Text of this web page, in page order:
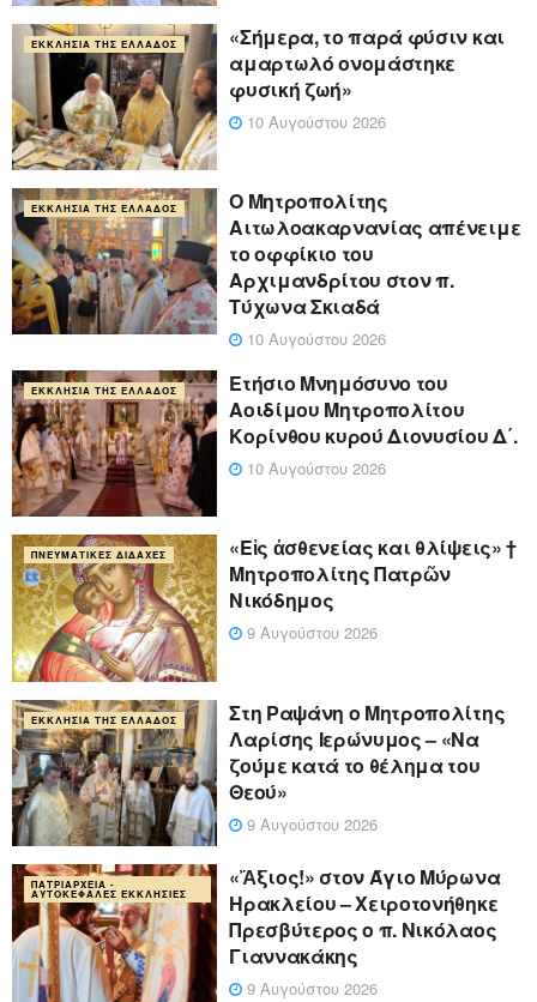
ΕΚΚΛΗΣΊΑ ΤΗΣ ΕΛΛΆΔΟΣ
«Σήμερα, το παρά φύσιν και
αμαρτωλό ονομάστηκε
φυσική ζωή»
10 Αυγούστου 2026
ΕΚΚΛΗΣΊΑ ΤΗΣ ΕΛΛΆΔΟΣ
Ο Μητροπολίτης
Αιτωλοακαρνανίας απένειμε
το οφφίκιο του
Αρχιμανδρίτου στον π.
Τύχωνα Σκιαδά
10 Αυγούστου 2026
ΕΚΚΛΗΣΊΑ ΤΗΣ ΕΛΛΆΔΟΣ
Ετήσιο Μνημόσυνο του
Αοιδίμου Μητροπολίτου
Κορίνθου κυρού Διονυσίου Δ΄.
10 Αυγούστου 2026
ΠΝΕΥΜΑΤΙΚΈΣ ΔΙΔΑΧΈΣ
«Eἰς ἀσθενείας και θλίψεις» †
Μητροπολίτης Πατρῶν
Νικόδημος
9 Αυγούστου 2026
ΕΚΚΛΗΣΊΑ ΤΗΣ ΕΛΛΆΔΟΣ
Στη Ραψάνη ο Μητροπολίτης
Λαρίσης Ιερώνυμος – «Να
ζούμε κατά το θέλημα του
Θεού»
9 Αυγούστου 2026
ΠΑΤΡΙΑΡΧΕΊΑ -
ΑΥΤΟΚΈΦΑΛΕΣ ΕΚΚΛΗΣΊΕΣ
«Ἄξιος!» στον Άγιο Μύρωνα
Ηρακλείου – Χειροτονήθηκε
Πρεσβύτερος ο π. Νικόλαος
Γιαννακάκης
9 Αυγούστου 2026